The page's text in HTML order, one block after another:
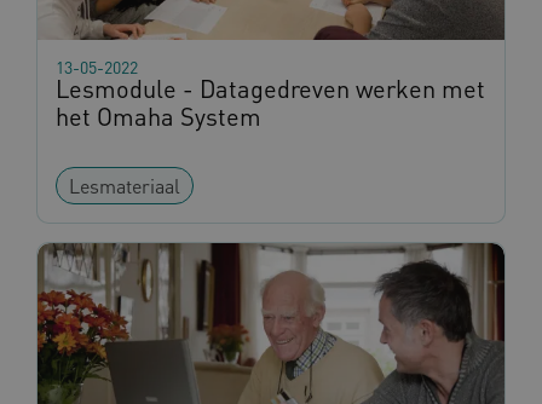
Lesmodule - Datagedreven werken met
het Omaha System
13-05-2022
Lesmateriaal